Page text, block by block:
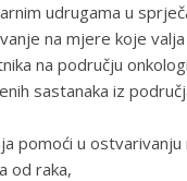
udrugama u
na mjere koje
na području
sastanaka iz
pomoći u
od raka,